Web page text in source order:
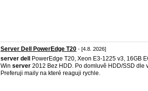
Server Dell PowerEdge T20 - [4.8. 2026]
server dell
PowerEdge T20, Xeon E3-1225 v3, 16GB
Win server 2012 Bez HDD. Po domluvě HDD/SSD dle
Preferuji maily na které reaguji rychle.